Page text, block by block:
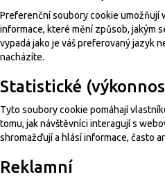
Preferenční soubory cookie umožňují
informace, které mění způsob, jakým
vypadá jako je váš preferovaný jazyk
nacházíte.
Statistické
Tyto soubory cookie pomáhají
tomu, jak návštěvníci interagují s
shromažďují a hlásí informace, často
Reklamní